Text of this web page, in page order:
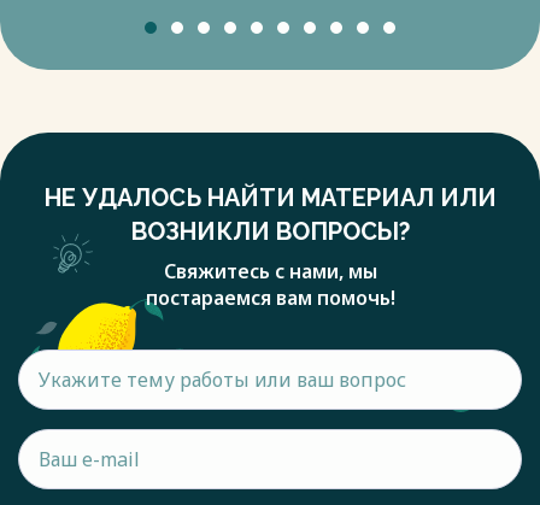
НЕ УДАЛОСЬ НАЙТИ МАТЕРИАЛ ИЛИ
ВОЗНИКЛИ ВОПРОСЫ?
Свяжитесь с нами, мы
постараемся вам помочь!